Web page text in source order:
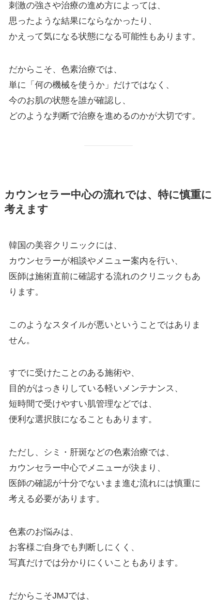
刺激の強さや治療の進め方によっては、
思ったような結果にならなかったり、
かえって気になる状態になる可能性もあります。
だからこそ、色素治療では、
単に「何の機械を使うか」だけではなく、
今のお肌の状態を誰が確認し、
どのような判断で治療を進めるのかが大切です。
カウンセラー中心の流れでは、特に慎重に
考えます
韓国の美容クリニックには、
カウンセラーが相談やメニュー案内を行い、
医師は施術直前に確認する流れのクリニックもあ
ります。
このようなスタイルが悪いということではありま
せん。
すでに受けたことのある施術や、
目的がはっきりしている軽いメンテナンス、
短時間で受けやすい肌管理などでは、
便利な選択肢になることもあります。
ただし、シミ・肝斑などの色素治療では、
カウンセラー中心でメニューが決まり、
医師の確認が十分でないまま進む流れには慎重に
考える必要があります。
色素のお悩みは、
お客様ご自身でも判断しにくく、
写真だけでは分かりにくいこともあります。
だからこそJMJでは、